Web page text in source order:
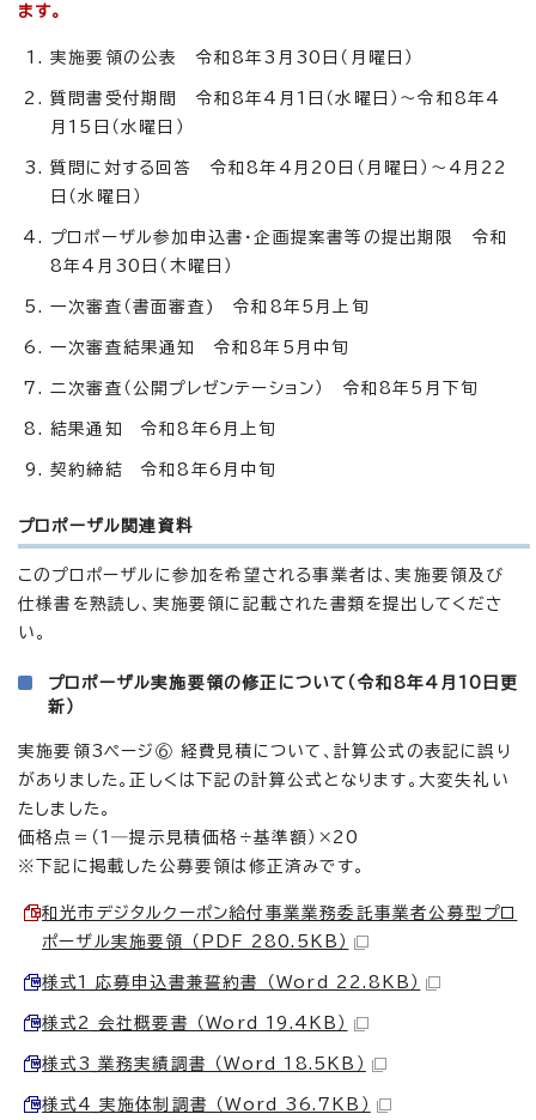
ます。
実施要領の公表 令和8年3月30日（月曜日）
質問書受付期間 令和8年4月1日（水曜日）～令和8年4
月15日（水曜日）
質問に対する回答 令和8年4月20日（月曜日）～4月22
日（水曜日）
プロポーザル参加申込書・企画提案書等の提出期限 令和
8年4月30日（木曜日）
一次審査（書面審査) 令和8年5月上旬
一次審査結果通知 令和8年5月中旬
二次審査（公開プレゼンテーション） 令和8年5月下旬
結果通知 令和8年6月上旬
契約締結 令和8年6月中旬
プロポーザル関連資料
このプロポーザルに参加を希望される事業者は、実施要領及び
仕様書を熟読し、実施要領に記載された書類を提出してくださ
い。
プロポーザル実施要領の修正について（令和8年4月10日更
新）
実施要領3ページ⑥ 経費見積について、計算公式の表記に誤り
がありました。正しくは下記の計算公式となります。大変失礼い
たしました。
価格点＝（1―提示見積価格÷基準額）×20
※下記に掲載した公募要領は修正済みです。
和光市デジタルクーポン給付事業業務委託事業者公募型プロ
ポーザル実施要領 （PDF 280.5KB）
様式1_応募申込書兼誓約書 （Word 22.8KB）
様式2_会社概要書 （Word 19.4KB）
様式3_業務実績調書 （Word 18.5KB）
様式4_実施体制調書 （Word 36.7KB）